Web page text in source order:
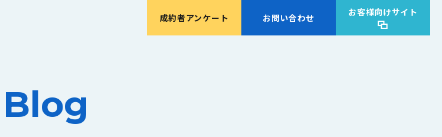
成約者アンケート お問い合わせ お客様向けサイト
Blog